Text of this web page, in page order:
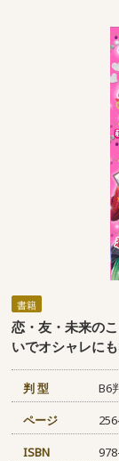
書籍
恋・友・未来の
いでオシャレに
判 型
B6
ページ
ISBN